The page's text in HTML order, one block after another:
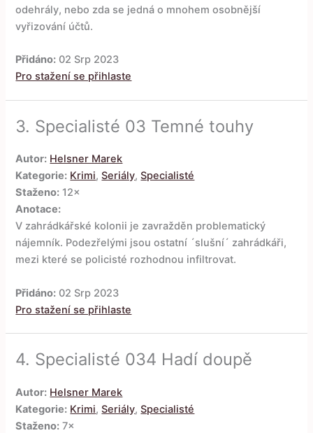
odehrály, nebo zda se jedná o mnohem osobnější
vyřizování účtů.
Přidáno: 02 Srp 2023
Pro stažení se přihlaste
3. Specialisté 03 Temné touhy
Autor: Helsner Marek
Kategorie: Krimi,Seriály,Specialisté
Staženo: 12×
Anotace:
V zahrádkářské kolonii je zavražděn problematický
nájemník. Podezřelými jsou ostatní ´slušní´ zahrádkáři,
mezi které se policisté rozhodnou infiltrovat.
Přidáno: 02 Srp 2023
Pro stažení se přihlaste
4. Specialisté 034 Hadí doupě
Autor: Helsner Marek
Kategorie: Krimi,Seriály,Specialisté
Staženo: 7×